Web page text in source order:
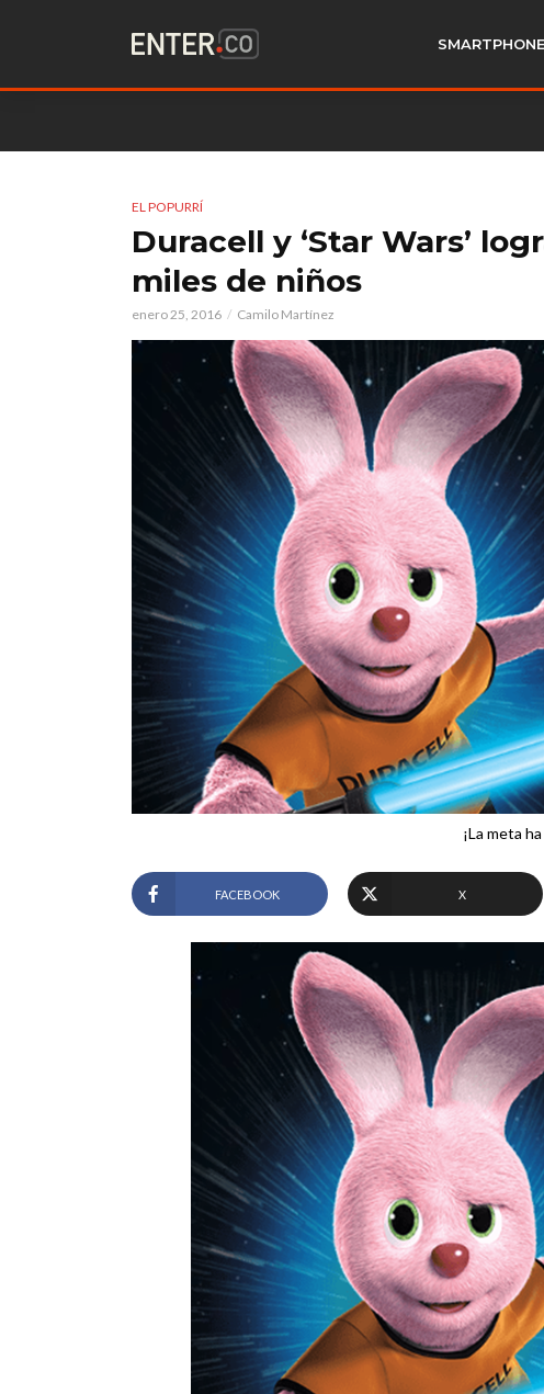
EL POPURRÍ
Duracell y ‘Star Wars’
miles de niños
enero 25, 2016 Camilo Martínez
¡La meta
FACEBOOK X